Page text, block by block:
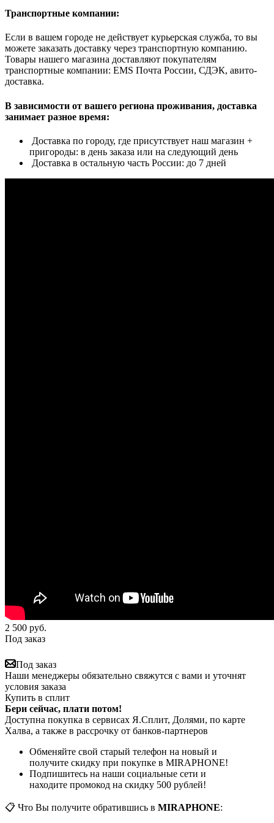
Транспортные компании:
Если в вашем городе не действует курьерская служба, то вы
можете заказать доставку через транспортную компанию.
Товары нашего магазина доставляют покупателям
транспортные компании: EMS Почта России, СДЭК, авито-
доставка.
В зависимости от вашего региона проживания, доставка
занимает разное время:
Доставка по городу, где присутствует наш магазин +
пригороды: в день заказа или на следующий день
Доставка в остальную часть России: до 7 дней
2 500 руб.
Под заказ
Под заказ
Наши менеджеры обязательно свяжутся с вами и уточнят
условия заказа
Купить в сплит
Бери сейчас, плати потом!
Доступна покупка в сервисах Я.Сплит, Долями, по карте
Халва, а также в рассрочку от банков-партнеров
Обменяйте свой старый телефон на новый и
получите скидку при покупке в MIRAPHONE!
Подпишитесь на наши социальные сети и
находите промокод на скидку 500 рублей!
📋 Что Вы получите обратившись в MIRAPHONE: